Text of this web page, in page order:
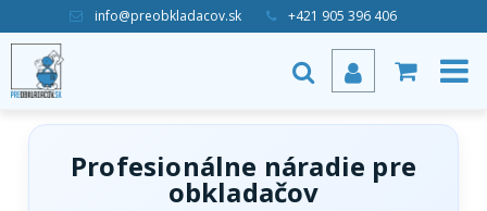
info@preobkladacov.sk +421 905 396 406
Profesionálne náradie pre
obkladačov